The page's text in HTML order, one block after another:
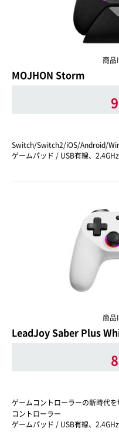
商品
MOJHON Storm
Switch/Switch2/iOS/Android/
ゲームパッド / USB有線、
商品
LeadJoy Saber Plus
ゲームコントローラーの新時代
コントローラー
ゲームパッド / USB有線、